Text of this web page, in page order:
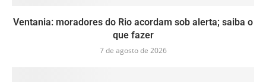
Ventania: moradores do Rio acordam sob alerta; saiba o
que fazer
7 de agosto de 2026